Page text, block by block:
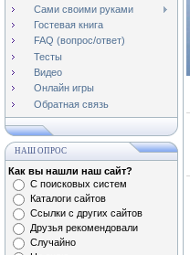
Сами своими руками
Гостевая книга
FAQ (вопрос/ответ)
Тесты
Видео
Онлайн игры
Обратная связь
НАШ ОПРОС
Как вы нашли наш сайт?
С поисковых систем
Каталоги сайтов
Ссылки с других сайтов
Друзья рекомендовали
Случайно